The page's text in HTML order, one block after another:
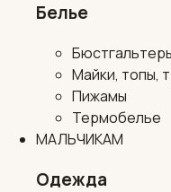
Белье
Майки, топы,
Пижамы
Термобелье
МАЛЬЧИКАМ
Одежда